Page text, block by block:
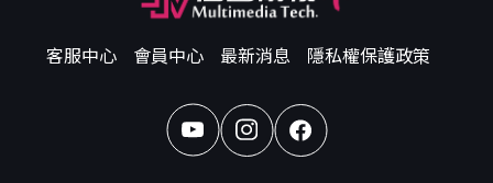
客服中心 會員中心 最新消息 隱私權保護政策